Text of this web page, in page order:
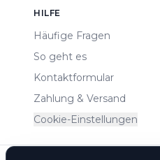
HILFE
Häufige Fragen
So geht es
Kontaktformular
Zahlung & Versand
Cookie-Einstellungen